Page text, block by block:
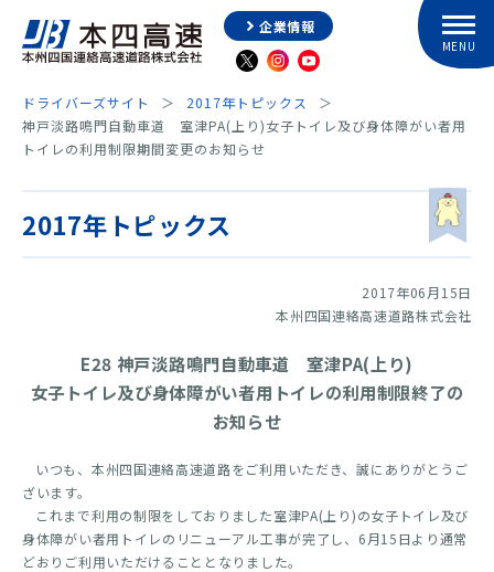
企業情報
ドライバーズサイト
2017年トピックス
神戸淡路鳴門自動車道 室津PA(上り)女子トイレ及び身体障がい者用
トイレの利用制限期間変更のお知らせ
2017年トピックス
2017年06月15日
本州四国連絡高速道路株式会社
E28 神戸淡路鳴門自動車道 室津PA(上り)
女子トイレ及び身体障がい者用トイレの利用制限終了の
お知らせ
いつも、本州四国連絡高速道路をご利用いただき、誠にありがとうご
ざいます。
これまで利用の制限をしておりました室津PA(上り)の女子トイレ及び
身体障がい者用トイレのリニューアル工事が完了し、6月15日より通常
どおりご利用いただけることとなりました。